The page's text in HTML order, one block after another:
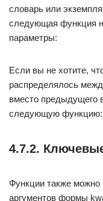
словарь или
следующая функция
параметры:
Если вы не хотите,
распределялось
вместо предыдущего
следующую функцию:
4.7.2.
Функции также
аргументов формы